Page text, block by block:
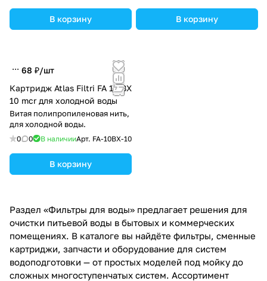
В корзину В корзину
68 ₽/шт
Картридж Atlas Filtri FA 10 BX
10 mcr для холодной воды
Витая полипропиленовая нить,
для холодной воды.
0 0 В наличииАрт. FA-10BX-10
В корзину
Раздел «Фильтры для воды» предлагает решения для
очистки питьевой воды в бытовых и коммерческих
помещениях. В каталоге вы найдёте фильтры, сменные
картриджи, запчасти и оборудование для систем
водоподготовки — от простых моделей под мойку до
сложных многоступенчатых систем. Ассортимент